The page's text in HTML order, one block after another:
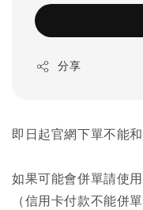
分享
即日起官網下單不能
如果可能會併單請使
（信用卡付款不能併單